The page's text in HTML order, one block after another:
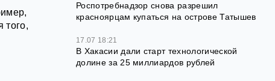
того,
Роспотребнадзор снова разрешил
красноярцам купаться на острове Татышев
17.07 18:21
В Хакасии дали старт технологической
долине за 25 миллиардов рублей